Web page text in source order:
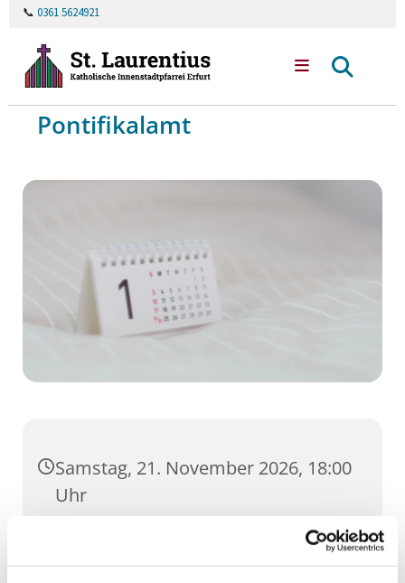
📞 0361 5624921
Pontifikalamt
Samstag, 21. November 2026, 18:00
Uhr
Dom, Domstufen 1, 99084 Erfurt